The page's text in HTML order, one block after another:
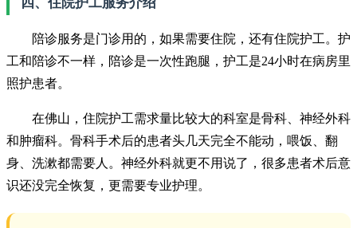
陪诊服务是门诊用的，如果需要住院，还有住院护工。护
工和陪诊不一样，陪诊是一次性跑腿，护工是24小时在病房里
照护患者。
在佛山，住院护工需求量比较大的科室是骨科、神经外科
和肿瘤科。骨科手术后的患者头几天完全不能动，喂饭、翻
身、洗漱都需要人。神经外科就更不用说了，很多患者术后意
识还没完全恢复，更需要专业护理。